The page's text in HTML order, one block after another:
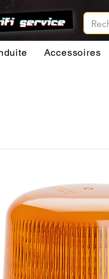
Accessoires